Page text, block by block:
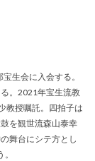
生会に入会する。
。2021年宝生流教
教授嘱託。四拍子は
を観世流森山泰幸
舞台にシテ方とし